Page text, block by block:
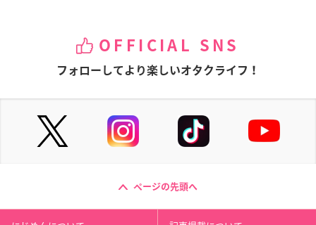
OFFICIAL SNS
フォローしてより楽しいオタクライフ！
ページの先頭へ